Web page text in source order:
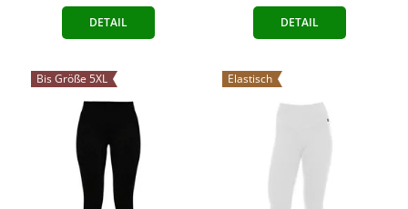
DETAIL DETAIL
Bis Größe 5XL Elastisch